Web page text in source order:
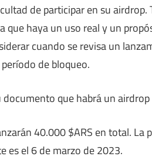
de participar en su airdrop.
haya un uso real y un
cuando se revisa un
de bloqueo.
que habrá un airdrop
40.000 $ARS en total. La
es el 6 de marzo de 2023.